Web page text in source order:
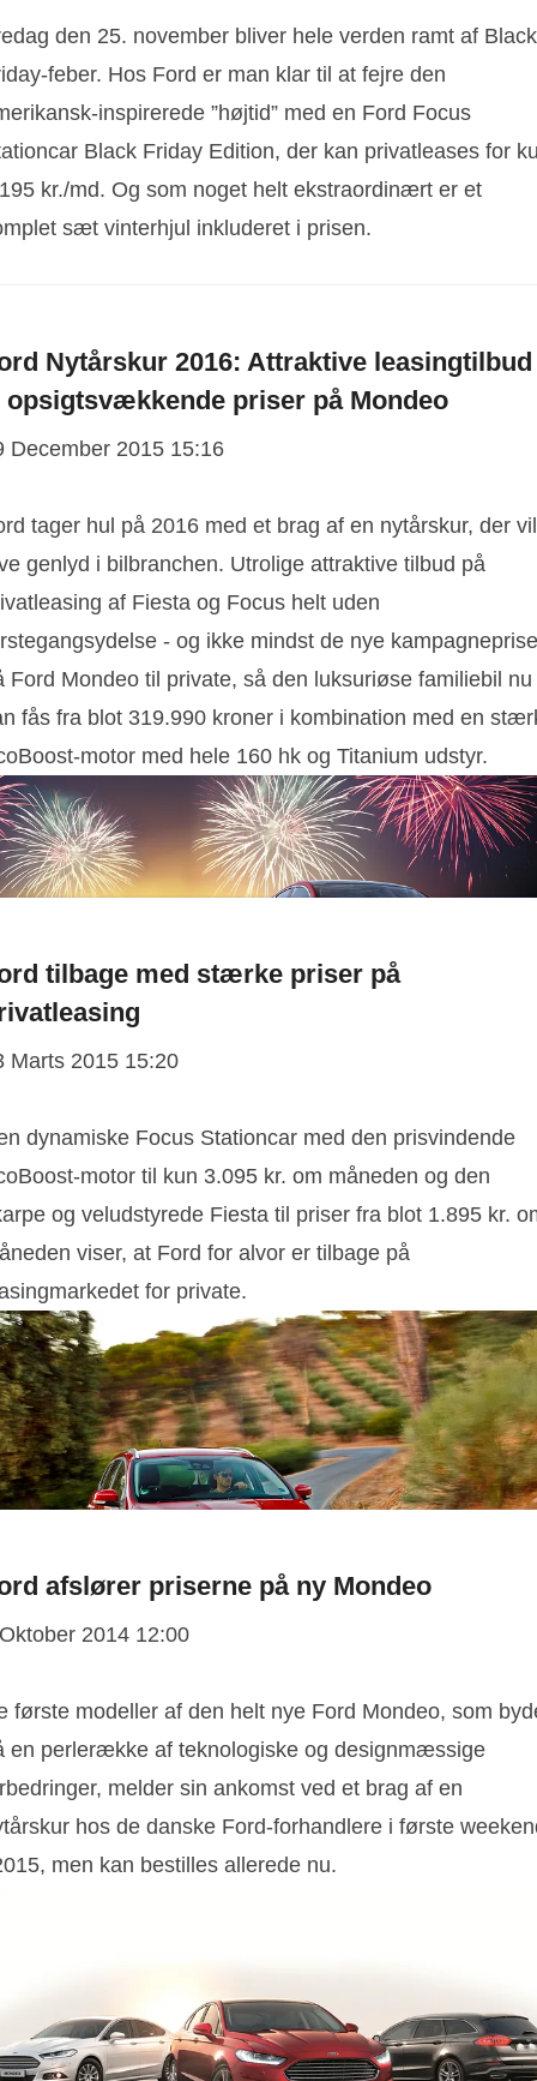
den 25. november bliver hele verden ramt af Black
feber. Hos Ford er man klar til at fejre den
inspirerede ”højtid” med en Ford Focus
Black Friday Edition, der kan privatleases for
kr./md. Og som noget helt ekstraordinært er et
sæt vinterhjul inkluderet i prisen.
Nytårskur 2016: Attraktive leasingtilbud
opsigtsvækkende priser på Mondeo
December 2015 15:16
tager hul på 2016 med et brag af en nytårskur, der vil
genlyd i bilbranchen. Utrolige attraktive tilbud på
af Fiesta og Focus helt uden
- og ikke mindst de nye
Ford Mondeo til private, så den luksuriøse familiebil nu
fås fra blot 319.990 kroner i kombination med en
motor med hele 160 hk og Titanium udstyr.
tilbage med stærke priser på
Marts 2015 15:20
dynamiske Focus Stationcar med den prisvindende
motor til kun 3.095 kr. om måneden og den
og veludstyrede Fiesta til priser fra blot 1.895 kr.
viser, at Ford for alvor er tilbage på
for private.
afslører priserne på ny Mondeo
2014 12:00
første modeller af den helt nye Ford Mondeo, som
en perlerække af teknologiske og designmæssige
melder sin ankomst ved et brag af en
hos de danske Ford-forhandlere i første
men kan bestilles allerede nu.